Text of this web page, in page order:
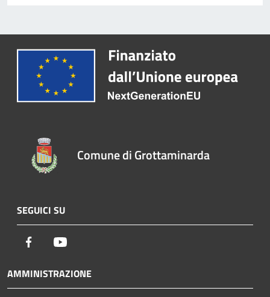
Comune di Grottaminarda
SEGUICI SU
Facebook
AMMINISTRAZIONE